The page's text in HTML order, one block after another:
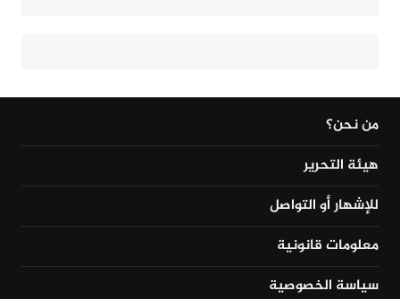
من نحن؟
هيئة التحرير
للإشهار أو التواصل
معلومات قانونية
سياسة الخصوصية